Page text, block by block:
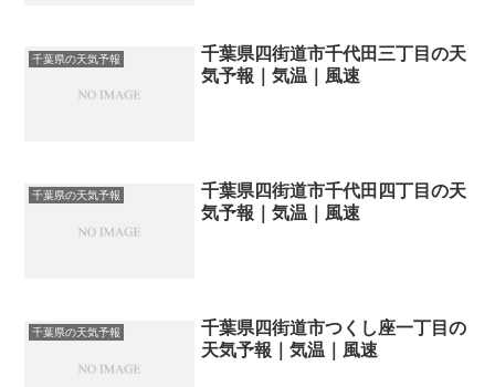
千葉県の天気予報
千葉県四街道市千代田三丁目の天
気予報｜気温｜風速
千葉県の天気予報
千葉県四街道市千代田四丁目の天
気予報｜気温｜風速
千葉県の天気予報
千葉県四街道市つくし座一丁目の
天気予報｜気温｜風速